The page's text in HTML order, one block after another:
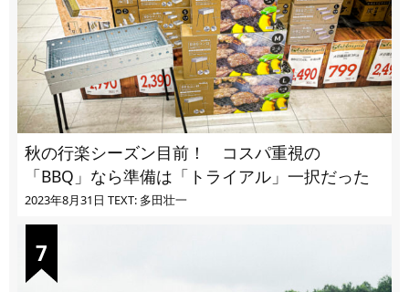
秋の行楽シーズン目前！ コスパ重視の
「BBQ」なら準備は「トライアル」一択だった
2023年8月31日 TEXT: 多田壮一